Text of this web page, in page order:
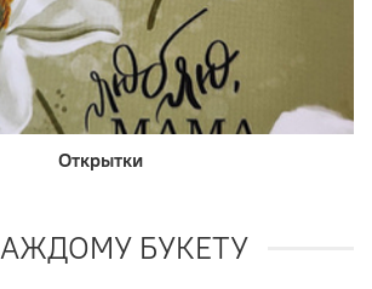
Открытки
БУКЕТУ